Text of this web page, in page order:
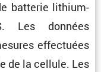
batterie lithium-
Les données
effec­tuées
de la cellule. Les